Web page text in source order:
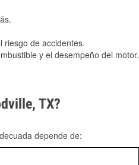
de accidentes.
y el desempeño del motor.
TX?
depende de: